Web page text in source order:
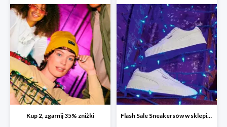
Kup 2, zgarnij 35% zniżki Flash Sale Sneakersów w sklepie Puma do -20%